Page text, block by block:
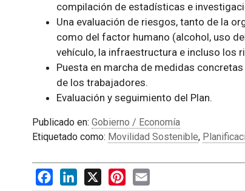
compilación de estadísticas e
Una evaluación de riesgos, tanto de la
como del factor humano (alcohol, uso
vehículo, la infraestructura e incluso los
Puesta en marcha de medidas
de los trabajadores.
Evaluación y seguimiento del Plan.
Publicado en: Gobierno / Economía
Etiquetado como: Movilidad Sostenible,
FacebookLinkedIn
X PinterestEmail